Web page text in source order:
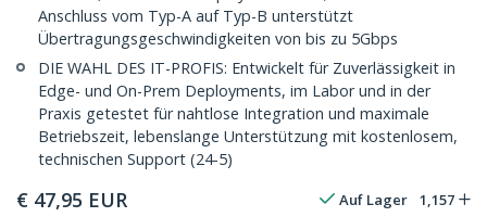
Anschluss vom Typ-A auf Typ-B unterstützt
Übertragungsgeschwindigkeiten von bis zu 5Gbps
DIE WAHL DES IT-PROFIS: Entwickelt für Zuverlässigkeit in
Edge- und On-Prem Deployments, im Labor und in der
Praxis getestet für nahtlose Integration und maximale
Betriebszeit, lebenslange Unterstützung mit kostenlosem,
technischen Support (24-5)
€ 47,95 EUR Auf Lager 1,157